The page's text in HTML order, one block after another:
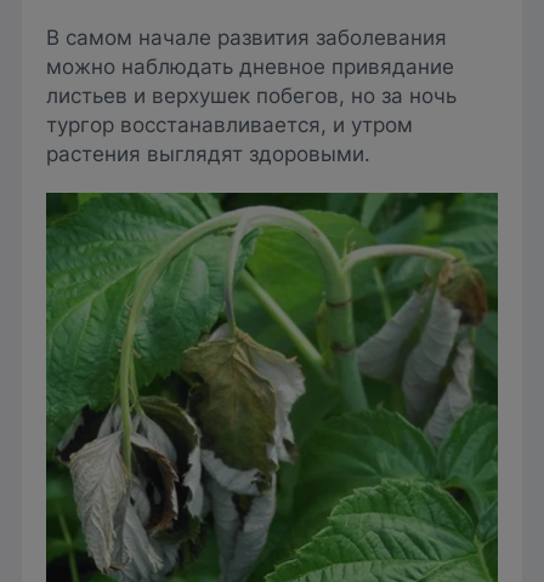
В самом начале развития заболевания
можно наблюдать дневное привядание
листьев и верхушек побегов, но за ночь
тургор восстанавливается, и утром
растения выглядят здоровыми.